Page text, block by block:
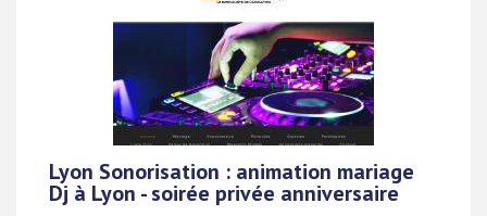
Lyon Sonorisation : animation mariage
Dj à Lyon - soirée privée anniversaire